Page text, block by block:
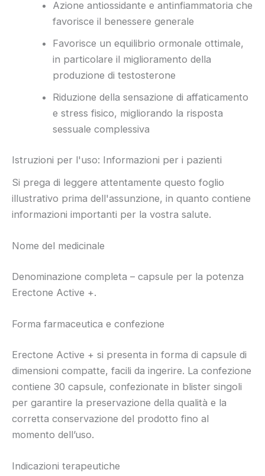
Azione antiossidante e antinfiammatoria che
favorisce il benessere generale
Favorisce un equilibrio ormonale ottimale,
in particolare il miglioramento della
produzione di testosterone
Riduzione della sensazione di affaticamento
e stress fisico, migliorando la risposta
sessuale complessiva
Istruzioni per l'uso: Informazioni per i pazienti
Si prega di leggere attentamente questo foglio
illustrativo prima dell'assunzione, in quanto contiene
informazioni importanti per la vostra salute.
Nome del medicinale
Denominazione completa – capsule per la potenza
Erectone Active +.
Forma farmaceutica e confezione
Erectone Active + si presenta in forma di capsule di
dimensioni compatte, facili da ingerire. La confezione
contiene 30 capsule, confezionate in blister singoli
per garantire la preservazione della qualità e la
corretta conservazione del prodotto fino al
momento dell’uso.
Indicazioni terapeutiche